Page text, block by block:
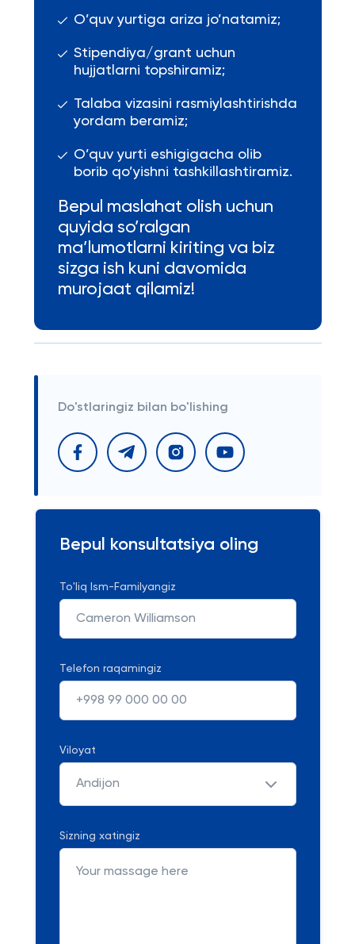
O’quv yurtiga ariza jo’natamiz;
Stipendiya/grant uchun
hujjatlarni topshiramiz;
Talaba vizasini rasmiylashtirishda
yordam beramiz;
O’quv yurti eshigigacha olib
borib qo’yishni tashkillashtiramiz.
Bepul maslahat olish uchun
quyida so’ralgan
ma’lumotlarni kiriting va biz
sizga ish kuni davomida
murojaat qilamiz!
Do'stlaringiz bilan bo'lishing
Bepul konsultatsiya oling
To'liq Ism-Familyangiz
Telefon raqamingiz
Viloyat
Andijon
Sizning xatingiz